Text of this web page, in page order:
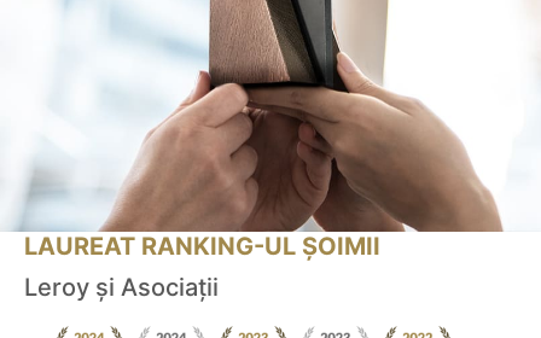
LAUREAT RANKING-UL ȘOIMII
Leroy și Asociații